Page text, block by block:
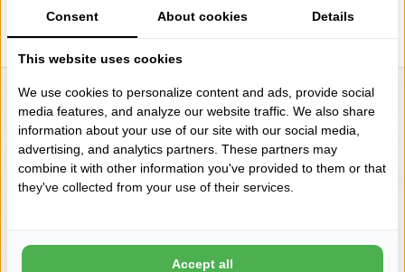
LIENSLINNENWINKEL.NL
VRAGEN? BEL DAN
+31 (0) 575 511817
Wilt u op de hoogte blijven?
Word lid van onze mailinglijst:
Consent About cookies Details
This website uses cookies
We use cookies to personalize content and ads, provide social
media features, and analyze our website traffic. We also share
information about your use of our site with our social media,
advertising, and analytics partners. These partners may
combine it with other information you've provided to them or that
they've collected from your use of their services.
Accept all